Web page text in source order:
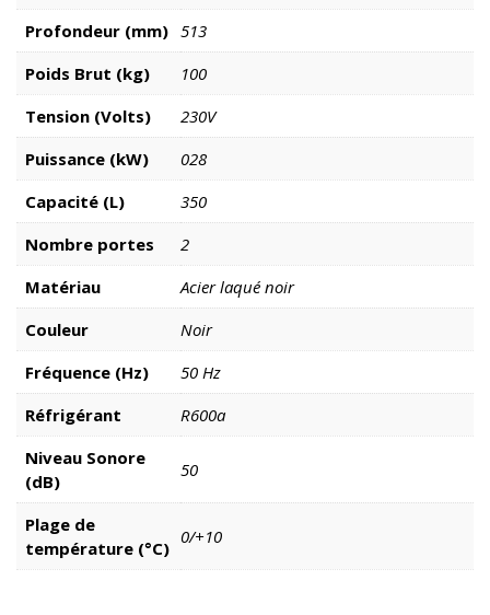
Profondeur (mm) 513
Poids Brut (kg)
100
Tension (Volts)
230V
Puissance (kW)
028
Capacité (L)
350
Nombre portes
2
Matériau
Acier laqué noir
Couleur
Noir
Fréquence (Hz)
50 Hz
Réfrigérant
R600a
Niveau Sonore
(dB)
50
Plage de
température (°C)
0/+10